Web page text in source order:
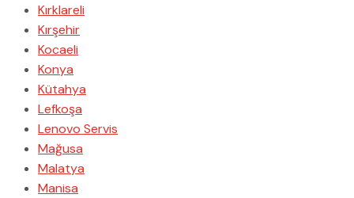
Kırklareli
Kırşehir
Kocaeli
Konya
Kütahya
Lefkoşa
Lenovo Servis
Mağusa
Malatya
Manisa